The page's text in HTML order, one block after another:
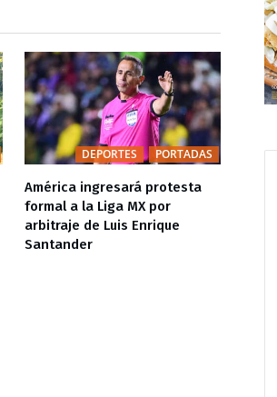
DEPORTES PORTADAS
América ingresará protesta
formal a la Liga MX por
arbitraje de Luis Enrique
Santander
La